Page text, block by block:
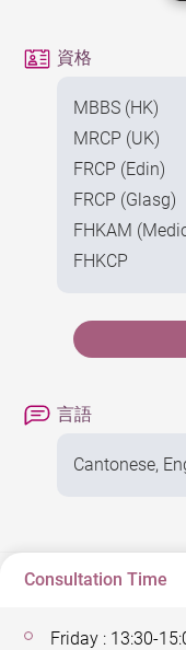
資格
MBBS (HK)
MRCP (UK)
FRCP (Edin)
FRCP (Glasg)
FHKAM
FHKCP
言語
Cantonese,
Consultation Time
Friday : 13:30-